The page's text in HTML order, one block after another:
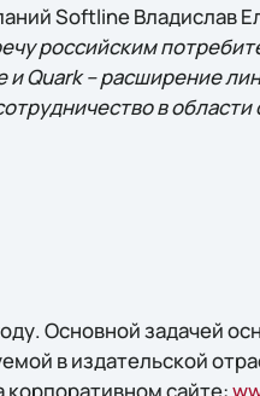
Softline Владислав
российским
Quark – расширение
в области
Основной задачей
в издательской
сайте: